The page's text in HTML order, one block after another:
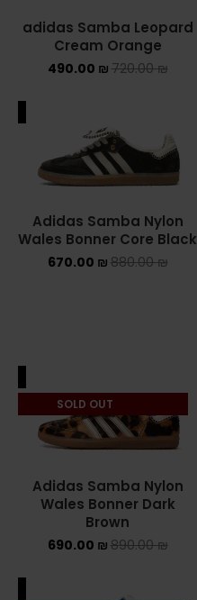
adidas Samba Leopard
Cream Orange
720.00₪
490.00 ₪
Adidas Samba Nylon
Wales Bonner Core Black
880.00₪
670.00 ₪
SOLD OUT
Adidas Samba Nylon
Wales Bonner Dark
Brown
890.00₪
690.00 ₪